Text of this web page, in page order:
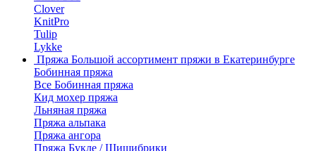
Clover
KnitPro
Tulip
Lykke
Пряжа Большой ассортимент пряжи в Екатеринбурге
Бобинная пряжа
Все Бобинная пряжа
Кид мохер пряжа
Льняная пряжа
Пряжа альпака
Пряжа ангора
Пряжа Букле / Шишибрики